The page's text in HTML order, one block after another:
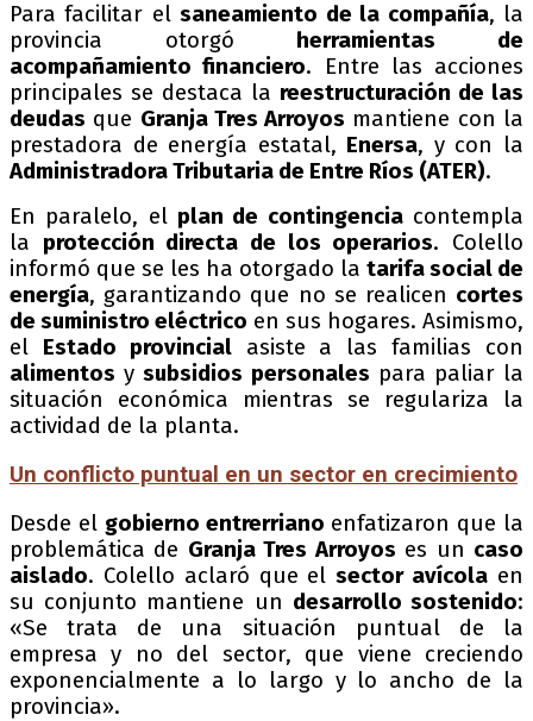
Para facilitar elsaneamiento de la compañía, la
provincia otorgó herramientas de
acompañamiento financiero. Entre las acciones
principales se destaca la reestructuración de las
deudas que Granja Tres Arroyos mantiene con la
prestadora de energía estatal, Enersa, y con la
Administradora Tributaria de Entre Ríos (ATER).
En paralelo, el plan de contingenciacontempla
la protección directa de los operarios. Colello
informó que se les ha otorgado la tarifa social de
energía, garantizando que no se realicen cortes
de suministro eléctrico en sus hogares. Asimismo,
el Estado provincialasiste a las familias con
alimentos ysubsidios personales para paliar la
situación económica mientras se regulariza la
actividad de la planta.
Un conflicto puntual en un sector en crecimiento
Desde el gobierno entrerriano enfatizaron que la
problemática de Granja Tres Arroyos es un caso
aislado. Colello aclaró que elsector avícola en
su conjunto mantiene un desarrollo sostenido:
«Se trata de una situación puntual de la
empresa y no del sector, que viene creciendo
exponencialmente a lo largo y lo ancho de la
provincia».